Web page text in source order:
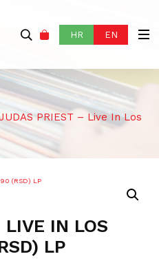
HR EN
PRIEST – Live In Los
IN LOS
LP